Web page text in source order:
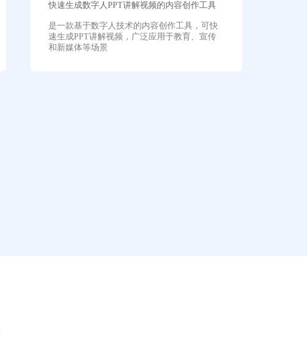
快速生成数字人PPT讲解视频的内容创作工具
是一款基于数字人技术的内容创作工具，可快
速生成PPT讲解视频，广泛应用于教育、宣传
和新媒体等场景